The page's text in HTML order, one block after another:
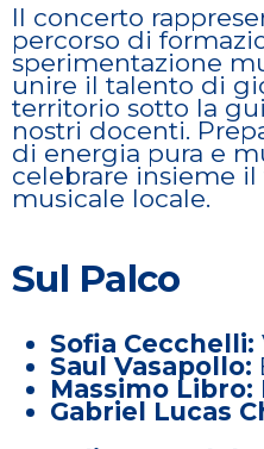
Il concerto
percorso di
sperimentazione
unire il talento di
territorio sotto la
nostri docenti.
di energia pura e
celebrare insieme
musicale locale.
Sul Palco
Sofia Cecchelli:
Saul Vasapollo:
Massimo Libro:
Gabriel Lucas